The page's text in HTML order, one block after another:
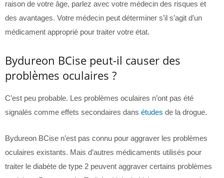
raison de votre âge, parlez avec votre médecin des risques et
des avantages. Votre médecin peut déterminer s’il s’agit d’un
médicament approprié pour traiter votre état.
Bydureon BCise peut-il causer des
problèmes oculaires ?
C’est peu probable. Les problèmes oculaires n’ont pas été
signalés comme effets secondaires dans études de la drogue.
Bydureon BCise n’est pas connu pour aggraver les problèmes
oculaires existants. Mais d’autres médicaments utilisés pour
traiter le diabète de type 2 peuvent aggraver certains problèmes